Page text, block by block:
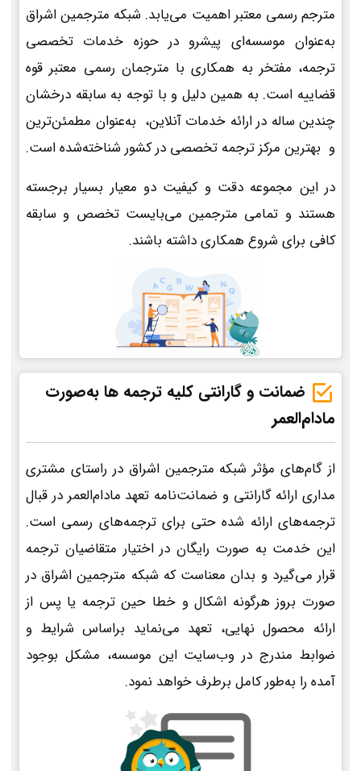
مترجم رسمی معتبر اهمیت می‌یابد. شبکه مترجمین اشراق
به‌عنوان موسسه‌ای پیشرو در حوزه خدمات تخصصی
ترجمه، مفتخر به همکاری با مترجمان رسمی معتبر قوه
قضاییه است. به همین دلیل و با توجه به سابقه درخشان
چندین ساله در ارائه خدمات آنلاین، به‌عنوان مطمئن‌ترین
و بهترین مرکز ترجمه تخصصی در کشور شناخته‌شده است.
در این مجموعه دقت و کیفیت دو معیار بسیار برجسته
هستند و تمامی مترجمین می‌بایست تخصص و سابقه
کافی برای شروع همکاری داشته باشند.
ضمانت و گارانتی کلیه ترجمه ها به‌صورت
مادام‌العمر
از گام‌های مؤثر شبکه مترجمین اشراق در راستای مشتری
مداری ارائه گارانتی و ضمانت‌نامه تعهد مادام‌العمر در قبال
ترجمه‌های ارائه شده حتی برای ترجمه‌های رسمی است.
این خدمت به صورت رایگان در اختیار متقاضیان ترجمه
قرار می‌گیرد و بدان معناست که شبکه مترجمین اشراق در
صورت بروز هرگونه اشکال و خطا حین ترجمه یا پس از
ارائه محصول نهایی، تعهد می‌نماید براساس شرایط و
ضوابط مندرج در وب‌سایت این موسسه، مشکل بوجود
آمده را به‌طور کامل برطرف خواهد نمود.